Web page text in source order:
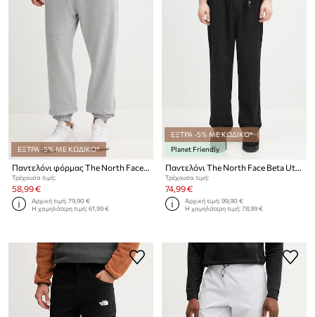
ΕΞΤΡΑ -5% ΜΕ ΚΩΔΙΚΟ*
Τρέχουσα τιμή:
58,99 €
Αρχική τιμή:79,90 €
Η χαμηλότερη τιμή:61,99 €
ΕΞΤΡΑ -5% ΜΕ ΚΩΔΙΚΟ*
Planet Friendly
Τρέχουσα τιμή:
74,99 €
Αρχική τιμή:99,90 €
Η χαμηλότερη τιμή:78,99 €